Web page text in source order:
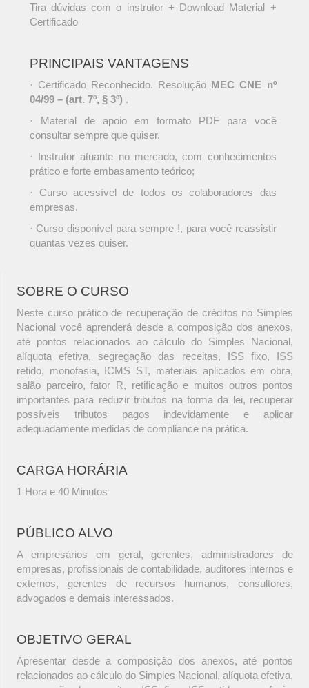
Tira dúvidas com o instrutor + Download Material +
Certificado
PRINCIPAIS VANTAGENS
· Certificado Reconhecido. Resolução MEC CNE nº
04/99 – (art. 7º, § 3º) .
· Material de apoio em formato PDF para você
consultar sempre que quiser.
· Instrutor atuante no mercado, com conhecimentos
prático e forte embasamento teórico;
· Curso acessível de todos os colaboradores das
empresas.
· Curso disponível para sempre !, para você reassistir
quantas vezes quiser.
SOBRE O CURSO
Neste curso prático de recuperação de créditos no Simples
Nacional você aprenderá desde a composição dos anexos,
até pontos relacionados ao cálculo do Simples Nacional,
alíquota efetiva, segregação das receitas, ISS fixo, ISS
retido, monofasia, ICMS ST, materiais aplicados em obra,
salão parceiro, fator R, retificação e muitos outros pontos
importantes para reduzir tributos na forma da lei, recuperar
possíveis tributos pagos indevidamente e aplicar
adequadamente medidas de compliance na prática.
CARGA HORÁRIA
1 Hora e 40 Minutos
PÚBLICO ALVO
A empresários em geral, gerentes, administradores de
empresas, profissionais de contabilidade, auditores internos e
externos, gerentes de recursos humanos, consultores,
advogados e demais interessados.
OBJETIVO GERAL
Apresentar desde a composição dos anexos, até pontos
relacionados ao cálculo do Simples Nacional, alíquota efetiva,